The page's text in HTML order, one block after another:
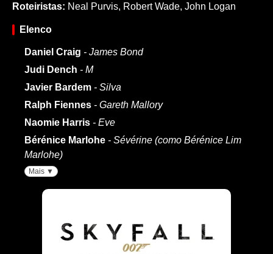
Roteiristas: Neal Purvis, Robert Wade, John Logan
Elenco
Daniel Craig - James Bond
Judi Dench - M
Javier Bardem - Silva
Ralph Fiennes - Gareth Mallory
Naomie Harris - Eve
Bérénice Marlohe - Sévérine (como Bérénice Lim
Marlohe)
Mais ▼